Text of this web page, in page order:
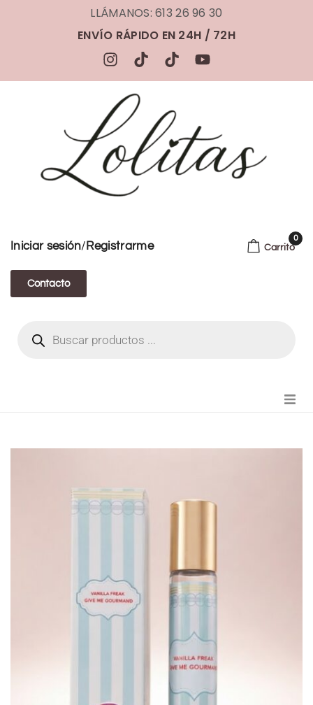
LLÁMANOS: 613 26 96 30
ENVÍO RÁPIDO EN 24H / 72H
Iniciar sesión/ Registrarme
Contacto
Carrito
0
MODA CHICA
PERFUMES
BISUTERIA